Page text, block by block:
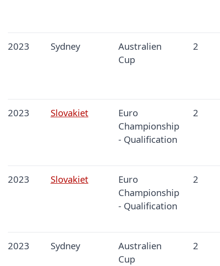
2023 Sydney
Australien
Cup
2
2023 Slovakiet
Euro
Championship
- Qualification
2
2023 Slovakiet
Euro
Championship
- Qualification
2
2023 Sydney
Australien
Cup
2